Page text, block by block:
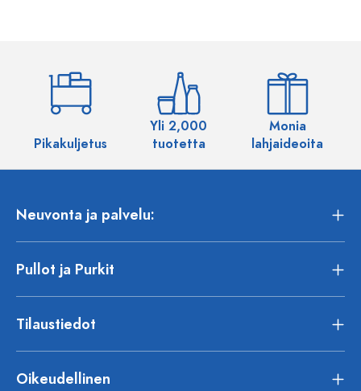
Pikakuljetus
Yli 2,000
tuotetta
Monia
lahjaideoita
Neuvonta ja palvelu:
Pullot ja Purkit
Tilaustiedot
Oikeudellinen